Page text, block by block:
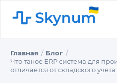
Главная
Блог
Что такое ERP система для
отличается от складского